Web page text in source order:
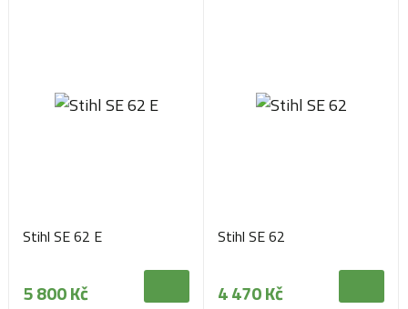
Stihl SE 62 E
5 800 Kč
Stihl SE 62
4 470 Kč